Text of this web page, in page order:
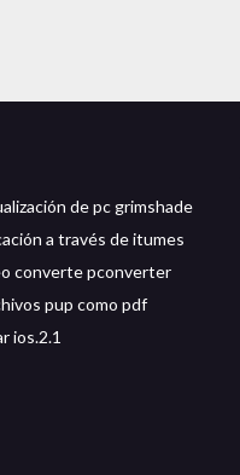
de pc grimshade
a través de itumes
converte pconverter
pup como pdf
ios.2.1